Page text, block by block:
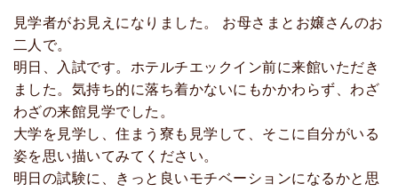
見学者がお見えになりました。 お母さまとお嬢さんのお
二人で。
明日、入試です。ホテルチエックイン前に来館いただき
ました。気持ち的に落ち着かないにもかかわらず、わざ
わざの来館見学でした。
大学を見学し、住まう寮も見学して、そこに自分がいる
姿を思い描いてみてください。
明日の試験に、きっと良いモチベーションになるかと思